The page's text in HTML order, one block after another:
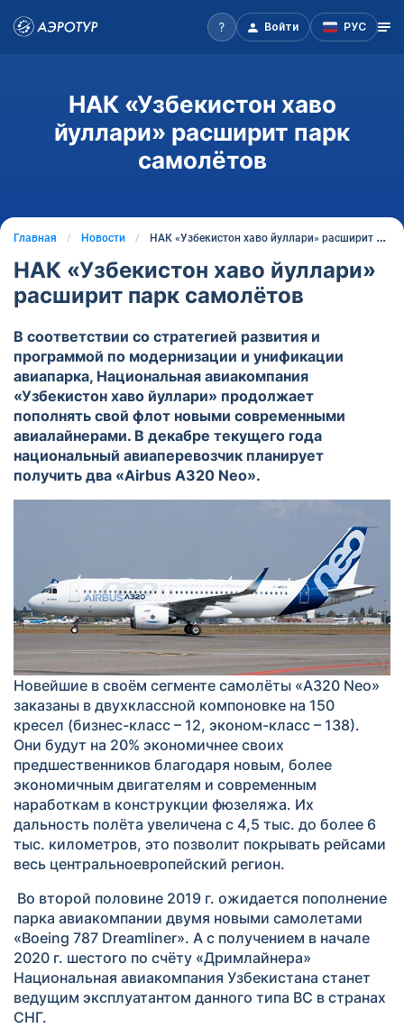
Войти РУС
НАК «Узбекистон хаво
йуллари» расширит парк
самолётов
Главная Новости НАК «Узбекистон хаво йуллари» расширит парк самолётов
НАК «Узбекистон хаво йуллари»
расширит парк самолётов
В соответствии со стратегией развития и
программой по модернизации и унификации
авиапарка, Национальная авиакомпания
«Узбекистон хаво йуллари» продолжает
пополнять свой флот новыми современными
авиалайнерами. В декабре текущего года
национальный авиаперевозчик планирует
получить два «Airbus A320 Neo».
Новейшие в своём сегменте самолёты «A320 Neo»
заказаны в двухклассной компоновке на 150
кресел (бизнес-класс – 12, эконом-класс – 138).
Они будут на 20% экономичнее своих
предшественников благодаря новым, более
экономичным двигателям и современным
наработкам в конструкции фюзеляжа. Их
дальность полёта увеличена с 4,5 тыс. до более 6
тыс. километров, это позволит покрывать рейсами
весь центральноевропейский регион.
Во второй половине 2019 г. ожидается пополнение
парка авиакомпании двумя новыми самолетами
«Boeing 787 Dreamliner». А с получением в начале
2020 г. шестого по счёту «Дримлайнера»
Национальная авиакомпания Узбекистана станет
ведущим эксплуатантом данного типа ВС в странах
СНГ.